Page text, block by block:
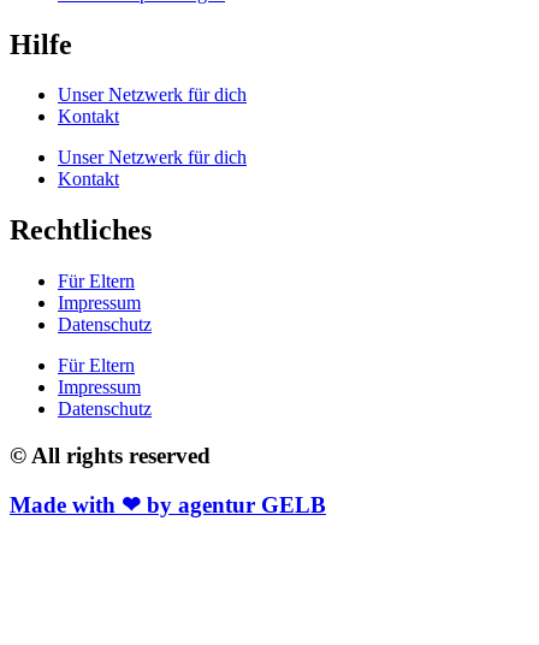
Hilfe
Unser Netzwerk für dich
Kontakt
Unser Netzwerk für dich
Kontakt
Rechtliches
Für Eltern
Impressum
Datenschutz
Für Eltern
Impressum
Datenschutz
© All rights reserved
Made with ❤ by agentur GELB